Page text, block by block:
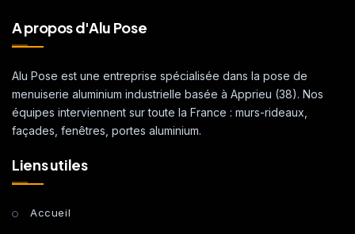
A propos d'Alu Pose
Alu Pose est une entreprise spécialisée dans la pose de
menuiserie aluminium industrielle basée à Apprieu (38). Nos
équipes interviennent sur toute la France : murs-rideaux,
façades, fenêtres, portes aluminium.
Liens utiles
Accueil